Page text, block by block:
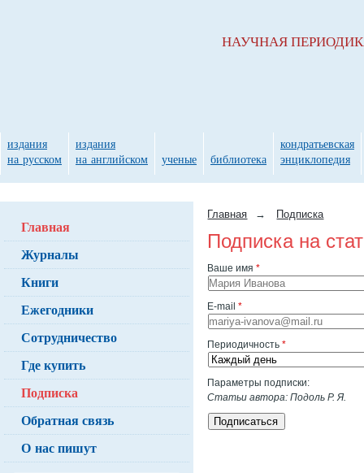
Главная → Подписка
Подписка на
Ваше имя*
E-mail*
Периодичность*
Параметры подписки:
Статьи автора: Подоль Р. Я.
Подписаться
Главная
Журналы
Книги
Ежегодники
Сотрудничество
Где купить
Подписка
Обратная связь
О нас пишут
НАУЧНАЯ
издания
на русском
издания
на английском
ученые библиотека
кондратьевская
энциклопедия